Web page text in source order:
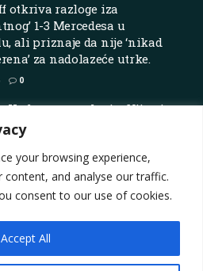
your browsing experience,
content, and analyse our traffic.
consent to our use of cookies.
Accept All
otkriva razloge iza
1-3 Mercedesa u
ali priznaje da nije ‘nikad
za nadolazeće utrke.
0
Utrka prema slavi – Vijesti,
i još mnogo toga
Marketing i oglašavanje